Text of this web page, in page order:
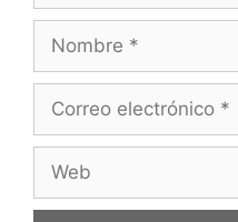
electrónico